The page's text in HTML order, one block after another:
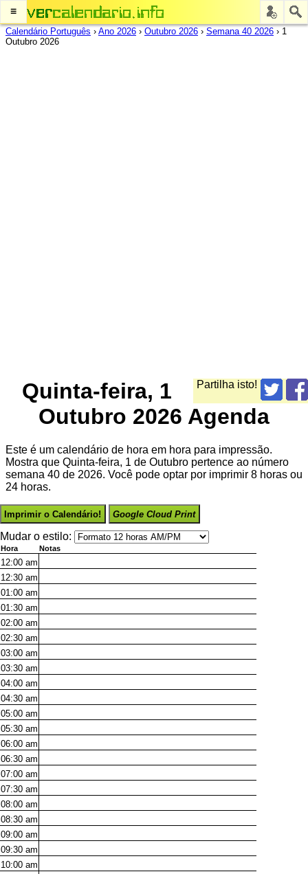
≡
Calendário Português › Ano 2026 › Outubro 2026 › Semana 40 2026 › 1
Outubro 2026
Partilha isto!
Quinta-feira, 1
Outubro 2026 Agenda
Este é um calendário de hora em hora para impressão.
Mostra que Quinta-feira, 1 de Outubro pertence ao número
semana 40 de 2026. Você pode optar por imprimir 8 horas ou
24 horas.
Imprimir o Calendário! Google Cloud Print
Mudar o estilo:
Hora Notas
12:00 am
12:30 am
01:00 am
01:30 am
02:00 am
02:30 am
03:00 am
03:30 am
04:00 am
04:30 am
05:00 am
05:30 am
06:00 am
06:30 am
07:00 am
07:30 am
08:00 am
08:30 am
09:00 am
09:30 am
10:00 am